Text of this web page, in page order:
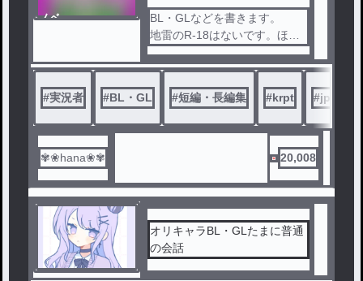
《君と俺のハッピーシュ
ガーライフ》
«krpt.yajp»
ノベ
BL・GLなどを書きます。
地雷のR-18はないです。ほの
ぼのだったり、キス程度なら､
､､。
♡7000ありがとうございます
！2025/1.1
♡8000ありがとうございます
♡11000ありがとうございます
！2025/1.8
！2025/1.12
♡13000ありがとうございます
！2025/1.22
#実況者 #BL・GL #短編・長編集 #krpt #jp受け
✾❀hana❀✾ 20,008
オリキャラBL・GLたまに普通
の会話